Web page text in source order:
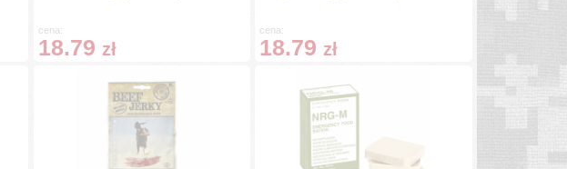
cena:
18.79 zł
cena:
18.79 zł